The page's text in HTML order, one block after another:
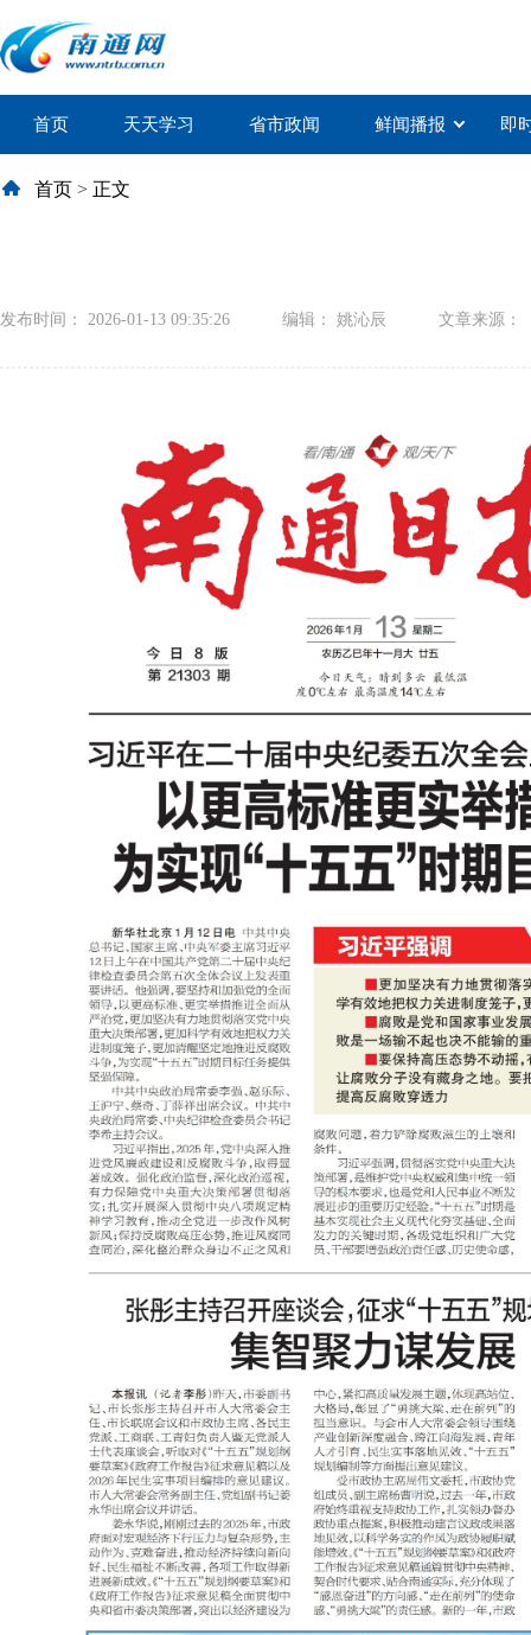
首页 天天学习 省市政闻 鲜闻播报 即
首页 > 正文
发布时间： 2026-01-13 09:35:26 编辑： 姚沁辰 文章来源：